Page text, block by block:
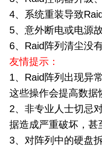
4、系统重装导致
5、意外断电或电源
6、Raid阵列清尘没
友情提示：
1、Raid阵列出现异
这些操作会提高数据
2、非专业人士切忌
据造成严重破坏，甚
3、对阵列中的硬盘